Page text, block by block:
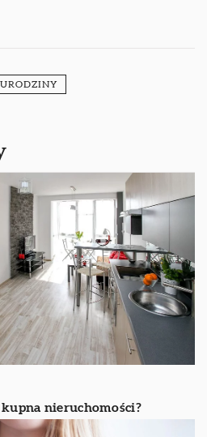
URODZINY
nieruchomości?